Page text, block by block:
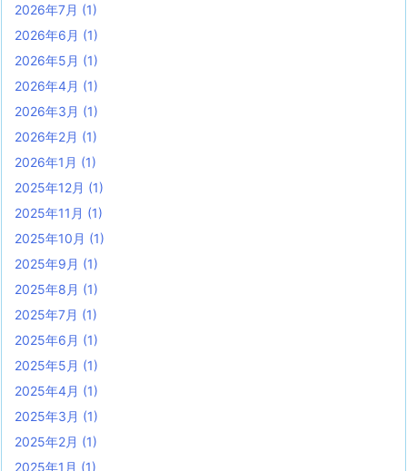
2026年7月 (1)
2026年6月 (1)
2026年5月 (1)
2026年4月 (1)
2026年3月 (1)
2026年2月 (1)
2026年1月 (1)
2025年12月 (1)
2025年11月 (1)
2025年10月 (1)
2025年9月 (1)
2025年8月 (1)
2025年7月 (1)
2025年6月 (1)
2025年5月 (1)
2025年4月 (1)
2025年3月 (1)
2025年2月 (1)
2025年1月 (1)